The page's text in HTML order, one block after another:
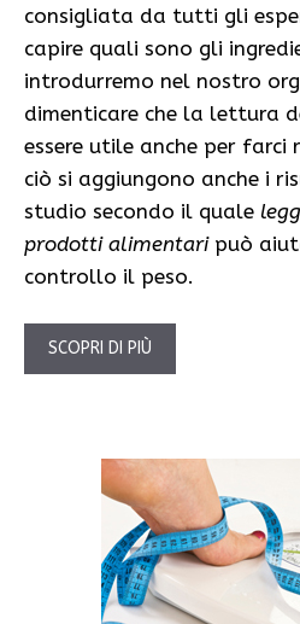
consigliata da tutti gli
capire quali sono gli
introdurremo nel nostro
dimenticare che la lettura
essere utile anche per
ciò si aggiungono anche i
studio secondo il quale
prodotti alimentaripuò
controllo il peso.
SCOPRI DI PIÙ